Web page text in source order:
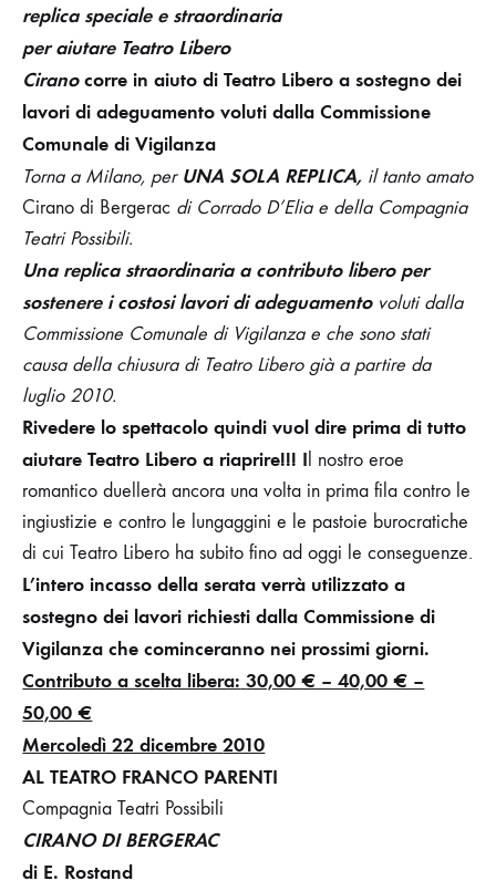
replica speciale e straordinaria
per aiutare Teatro Libero
Ciranocorre in aiuto di Teatro Libero a sostegno dei
lavori di adeguamento voluti dalla Commissione
Comunale di Vigilanza
Torna a Milano, per UNA SOLA REPLICA, il tanto amato
Cirano di Bergerac di Corrado D’Elia e della Compagnia
Teatri Possibili.
Una replica straordinaria a contributo libero per
sostenere i costosi lavori di adeguamentovoluti dalla
Commissione Comunale di Vigilanza e che sono stati
causa della chiusura di Teatro Libero già a partire da
luglio 2010.
Rivedere lo spettacolo quindi vuol dire prima di tutto
aiutare Teatro Libero a riaprire!!! I l nostro eroe
romantico duellerà ancora una volta in prima fila contro le
ingiustizie e contro le lungaggini e le pastoie burocratiche
di cui Teatro Libero ha subito fino ad oggi le conseguenze.
L’intero incasso della serata verrà utilizzato a
sostegno dei lavori richiesti dalla Commissione di
Vigilanza che cominceranno nei prossimi giorni.
Contributo a scelta libera: 30,00 € – 40,00 € –
50,00 €
Mercoledì 22 dicembre2010
AL TEATRO FRANCO PARENTI
Compagnia Teatri Possibili
CIRANO DI BERGERAC
di E. Rostand